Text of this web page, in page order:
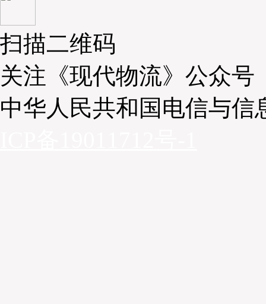
扫描二维码
关注《现代物流》公众号
中华人民共和国电信与